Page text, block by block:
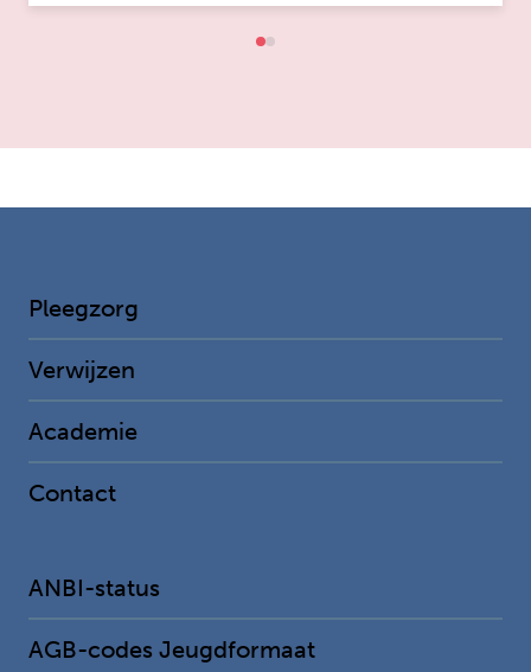
Pleegzorg
Verwijzen
Academie
Contact
ANBI-status
AGB-codes Jeugdformaat